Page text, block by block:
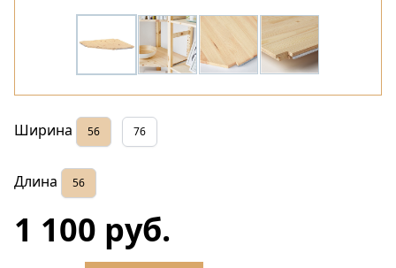
Ширина 56 76
Длина 56
1 100 руб.